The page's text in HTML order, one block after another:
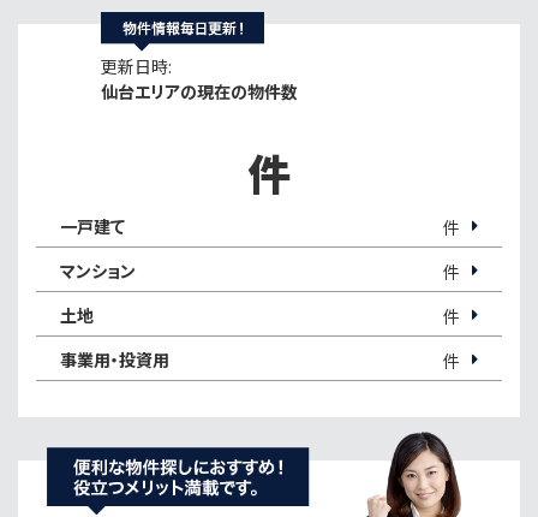
更新日時:
仙台エリアの現在の物件数
件
一戸建て
件
マンション
件
土地
件
事業用・投資用
件